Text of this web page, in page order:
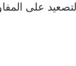
على